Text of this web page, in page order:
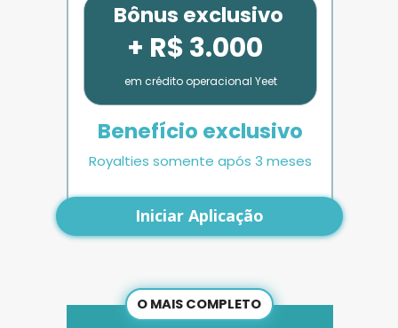
O MAIS COMPLETO
Iniciar Aplicação
Bônus exclusivo
+ R$ 3.000
em crédito operacional Yeet
Benefício exclusivo
Royalties somente após 3 meses